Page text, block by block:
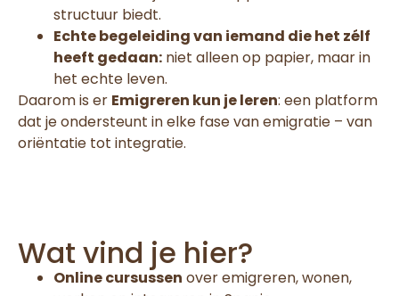
structuur biedt.
Echte begeleiding van iemand die het zélf
heeft gedaan: niet alleen op papier, maar in
het echte leven.
Daarom is er Emigreren kun je leren: een platform
dat je ondersteunt in elke fase van emigratie – van
oriëntatie tot integratie.
Wat vind je hier?
Online cursussen over emigreren, wonen,